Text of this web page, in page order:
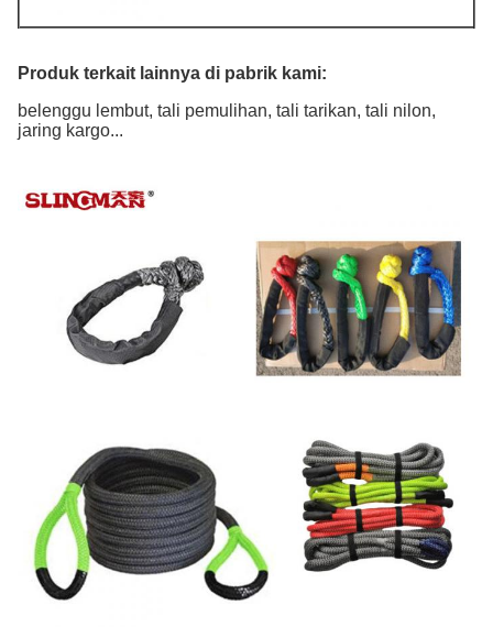
Produk terkait lainnya di pabrik kami:
belenggu lembut, tali pemulihan, tali tarikan, tali nilon,
jaring kargo...